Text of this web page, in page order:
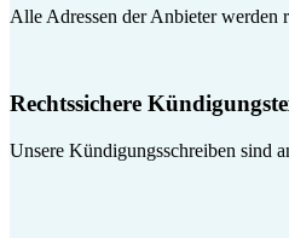
Alle Adressen der Anbieter werden
Rechtssichere
Unsere Kündigungsschreiben sind